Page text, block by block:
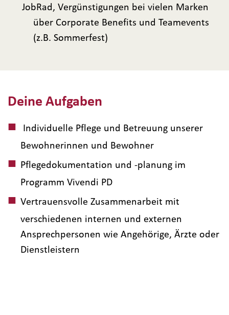
Deine Aufgaben
Individuelle Pflege und Betreuung unserer
Bewohnerinnen und Bewohner
Pflegedokumentation und -planung im
Programm Vivendi PD
Vertrauensvolle Zusammenarbeit mit
verschiedenen internen und externen
Ansprechpersonen wie Angehörige, Ärzte oder
Dienstleistern
JobRad, Vergünstigungen bei vielen Marken
über Corporate Benefits und Teamevents
(z.B. Sommerfest)